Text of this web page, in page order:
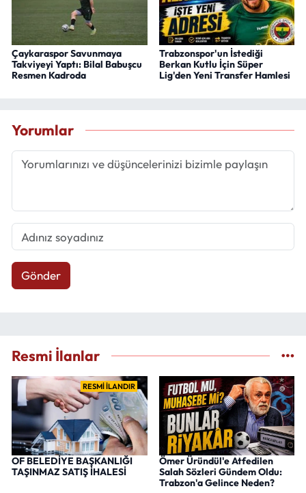
Çaykaraspor Savunmaya
Takviyeyi Yaptı: Bilal Babuşcu
Resmen Kadroda
Trabzonspor'un İstediği
Berkan Kutlu İçin Süper
Lig'den Yeni Transfer Hamlesi
Yorumlar
Gönder
Resmi İlanlar
RESMİ İLANDIR
OF BELEDİYE BAŞKANLIĞI
TAŞINMAZ SATIŞ İHALESİ
Ömer Üründül'e Atfedilen
Salah Sözleri Gündem Oldu:
Trabzon'a Gelince Neden?